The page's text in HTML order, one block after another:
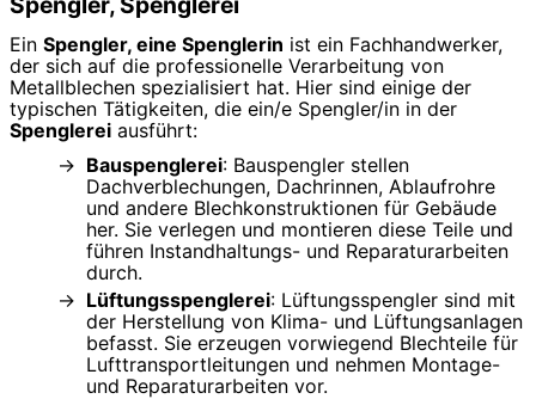
Ein Spengler, eine Spenglerin ist ein Fachhandwerker,
der sich auf die professionelle Verarbeitung von
Metallblechen spezialisiert hat. Hier sind einige der
typischen Tätigkeiten, die ein/e Spengler/in in der
Spenglerei ausführt:
Bauspenglerei: Bauspengler stellen
Dachverblechungen, Dachrinnen, Ablaufrohre
und andere Blechkonstruktionen für Gebäude
her. Sie verlegen und montieren diese Teile und
führen Instandhaltungs- und Reparaturarbeiten
durch.
Lüftungsspenglerei: Lüftungsspengler sind mit
der Herstellung von Klima- und Lüftungsanlagen
befasst. Sie erzeugen vorwiegend Blechteile für
Lufttransportleitungen und nehmen Montage-
und Reparaturarbeiten vor.